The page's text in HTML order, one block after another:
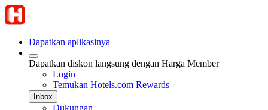
Dapatkan aplikasinya
Dapatkan diskon langsung dengan Harga Member
Login
Temukan Hotels.com Rewards
Inbox
Dukungan